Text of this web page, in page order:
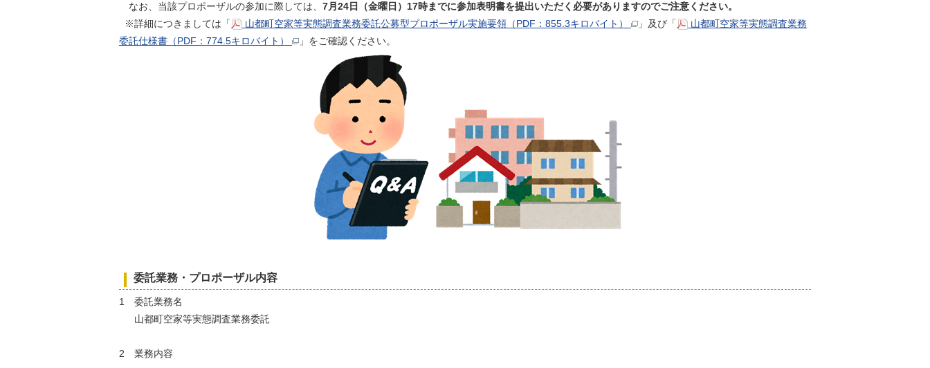
なお、当該プロポーザルの参加に際しては、 7月24日（金曜日）17時までに参加表明書を提出いただく必要がありますのでご注意ください。
※詳細につきましては「
山都町空家等実態調査業務委託公募型プロポーザル実施要領（PDF：855.3キロバイト） 」及び「
山都町空家等実態調査業務
委託仕様書（PDF：774.5キロバイト）
」をご確認ください。
委託業務・プロポーザル内容
1 委託業務名
山都町空家等実態調査業務委託
2 業務内容